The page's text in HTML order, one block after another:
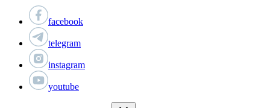
facebook
telegram
instagram
youtube